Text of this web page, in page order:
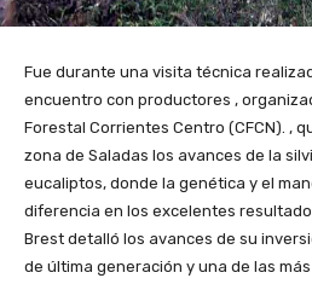
Fue durante una visita técnica
encuentro con productores ,
Forestal Corrientes Centro (CFCN). ,
zona de Saladas los avances de la
eucaliptos, donde la genética y el
diferencia en los excelentes
Brest detalló los avances de su
de última generación y una de las